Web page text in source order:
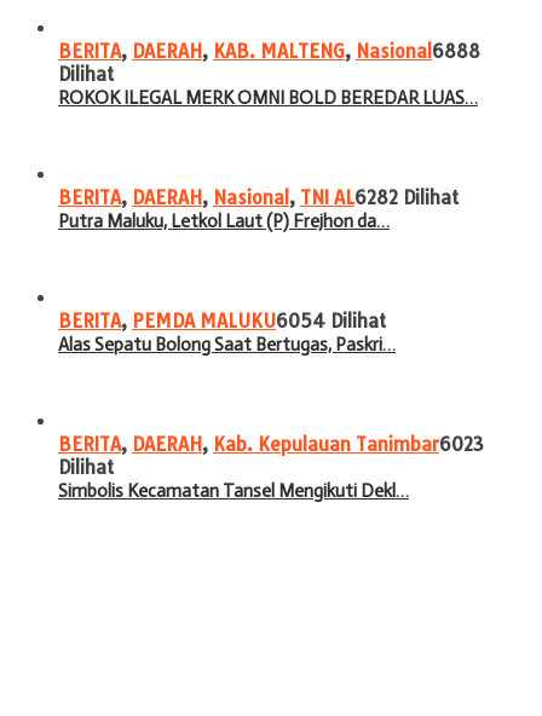
BERITA, DAERAH, KAB. MALTENG, Nasional 6888
Dilihat
ROKOK ILEGAL MERK OMNI BOLD BEREDAR LUAS…
BERITA, DAERAH, Nasional , TNI AL6282 Dilihat
Putra Maluku, Letkol Laut (P) Frejhon da…
BERITA, PEMDA MALUKU6054 Dilihat
Alas Sepatu Bolong Saat Bertugas, Paskri…
BERITA, DAERAH, Kab. Kepulauan Tanimbar6023
Dilihat
Simbolis Kecamatan Tansel Mengikuti Dekl…